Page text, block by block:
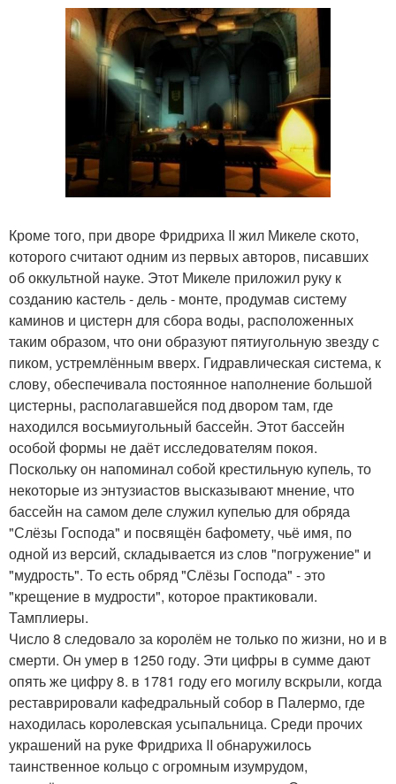
Кроме того, при дворе Фридриха II жил Микеле ското,
которого считают одним из первых авторов, писавших
об оккультной науке. Этот Микеле приложил руку к
созданию кастель - дель - монте, продумав систему
каминов и цистерн для сбора воды, расположенных
таким образом, что они образуют пятиугольную звезду с
пиком, устремлённым вверх. Гидравлическая система, к
слову, обеспечивала постоянное наполнение большой
цистерны, располагавшейся под двором там, где
находился восьмиугольный бассейн. Этот бассейн
особой формы не даёт исследователям покоя.
Поскольку он напоминал собой крестильную купель, то
некоторые из энтузиастов высказывают мнение, что
бассейн на самом деле служил купелью для обряда
"Слёзы Господа" и посвящён бафомету, чьё имя, по
одной из версий, складывается из слов "погружение" и
"мудрость". То есть обряд "Слёзы Господа" - это
"крещение в мудрости", которое практиковали.
Тамплиеры.
Число 8 следовало за королём не только по жизни, но и в
смерти. Он умер в 1250 году. Эти цифры в сумме дают
опять же цифру 8. в 1781 году его могилу вскрыли, когда
реставрировали кафедральный собор в Палермо, где
находилась королевская усыпальница. Среди прочих
украшений на руке Фридриха II обнаружилось
таинственное кольцо с огромным изумрудом,